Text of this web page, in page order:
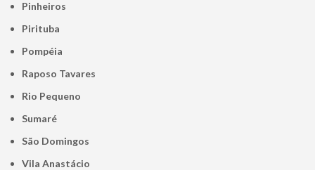
Pinheiros
Pirituba
Pompéia
Raposo Tavares
Rio Pequeno
Sumaré
São Domingos
Vila Anastácio